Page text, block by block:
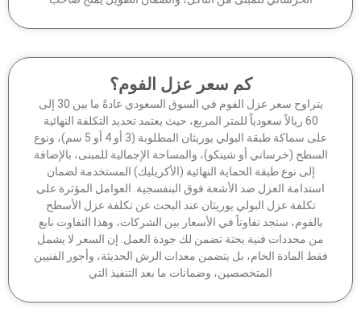
كم سعر عزل الفوم؟
يتراوح سعر عزل الفوم في السوق السعودي عادةً ما بين 30 إلى
60 ريالاً سعودياً للمتر المربع، حيث يعتمد تحديد التكلفة النهائية
على سماكة طبقة البولي يوريثان المطلوبة (3 أو 4 أو 5 سم)، ونوع
(خرساني أو شينكو)، والمساحة الإجمالية للمبنى، بالإضافة
إلى نوع طبقة الحماية النهائية (الأكريليك) المستخدمة لضمان
العزل ضد الأشعة فوق البنفسجية. العوامل المؤثرة على
تكلفة عزل البولي يوريثان عند البحث عن تكلفة عزل الأسطح
ستجد تفاوتاً في الأسعار بين الشركات، وهذا التفاوت نابع
محددات فنية بحتة تضمن لك جودة العمل. إن السعر لا يشمل
المادة الخام، بل يتضمن معدات الرش الحديثة، وأجور الفنيين
المتخصصين، وضمانات ما بعد التنفيذ التي